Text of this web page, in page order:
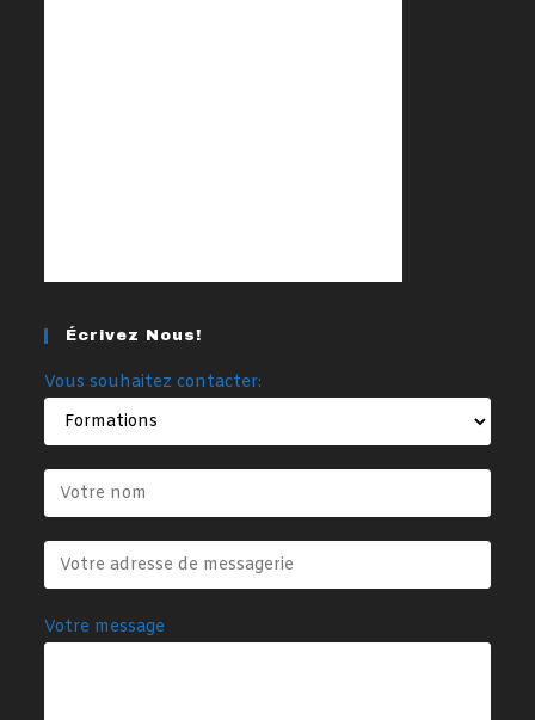
Écrivez Nous!
Vous souhaitez contacter:
Votre message